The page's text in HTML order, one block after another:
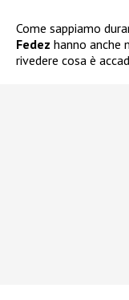
Come sappiamo
Fedez hanno anche
rivedere cosa è